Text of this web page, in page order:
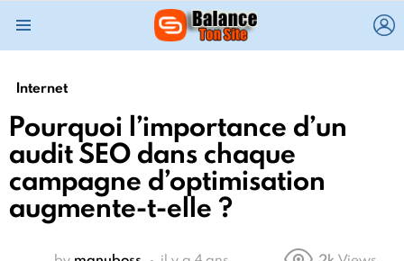
Internet
Pourquoi l’importance d’un
audit SEO dans chaque
campagne d’optimisation
augmente-t-elle ?